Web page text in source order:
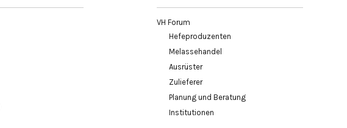
VH Forum
Hefeproduzenten
Melassehandel
Ausrüster
Zulieferer
Planung und Beratung
Institutionen